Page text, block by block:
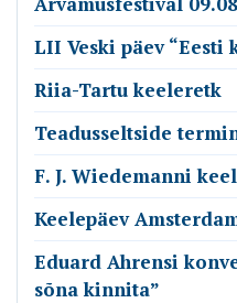
LII Veski päev “Eesti
Riia-Tartu keeleretk
Teadusseltside
F. J. Wiedemanni
Keelepäev
Eduard Ahrensi
sõna kinnita”